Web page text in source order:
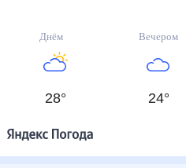
Днём
28°
Вечером
24°